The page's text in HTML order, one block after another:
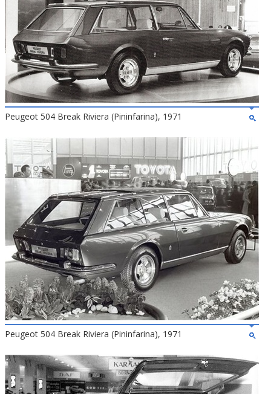
Peugeot 504 Break Riviera (Pininfarina), 1971
Peugeot 504 Break Riviera (Pininfarina), 1971